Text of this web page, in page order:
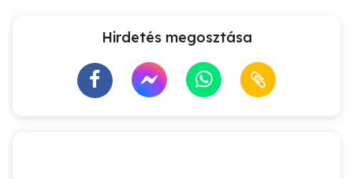
Hirdetés megosztása